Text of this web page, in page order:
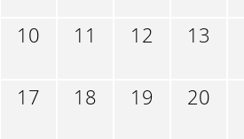
10 11 12 13
17 18 19 20